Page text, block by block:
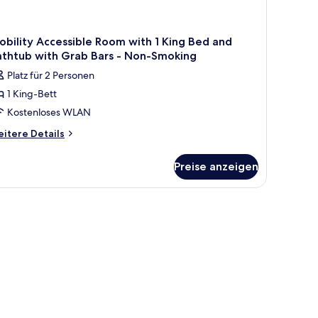
Accessible Room with 1 King Bed and
with Grab Bars - Non-Smoking
Platz für 2 Personen
1 King-Bett
Kostenloses WLAN
Details
Preise anzeigen